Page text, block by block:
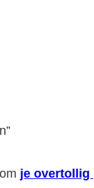
je overtollig